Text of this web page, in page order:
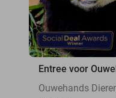
Entree voor
Ouwehands